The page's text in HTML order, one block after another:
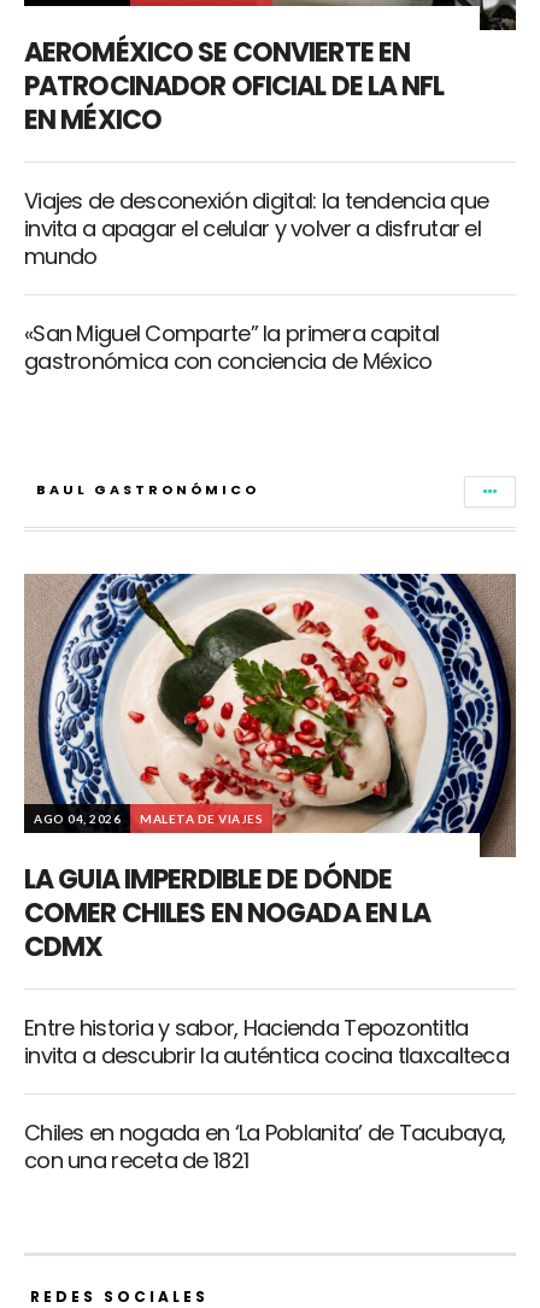
AEROMÉXICO SE CONVIERTE EN
PATROCINADOR OFICIAL DE LA NFL
EN MÉXICO
Viajes de desconexión digital: la tendencia que
invita a apagar el celular y volver a disfrutar el
mundo
«San Miguel Comparte” la primera capital
gastronómica con conciencia de México
BAUL GASTRONÓMICO
AGO 04, 2026 MALETA DE VIAJES
LA GUIA IMPERDIBLE DE DÓNDE
COMER CHILES EN NOGADA EN LA
CDMX
Entre historia y sabor, Hacienda Tepozontitla
invita a descubrir la auténtica cocina tlaxcalteca
Chiles en nogada en ‘La Poblanita’ de Tacubaya,
con una receta de 1821
REDES SOCIALES